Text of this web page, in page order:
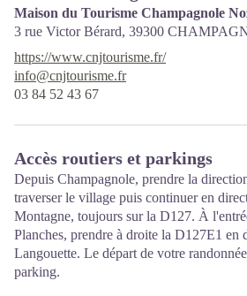
Maison du Tourisme Champagnole
3 rue Victor Bérard, 39300
https://www.cnjtourisme.fr/
info@cnjtourisme.fr
03 84 52 43 67
Accès routiers et parkings
Depuis Champagnole, prendre la
traverser le village puis continuer en
Montagne, toujours sur la D127. À
Planches, prendre à droite la D127E1 en
Langouette. Le départ de votre
parking.